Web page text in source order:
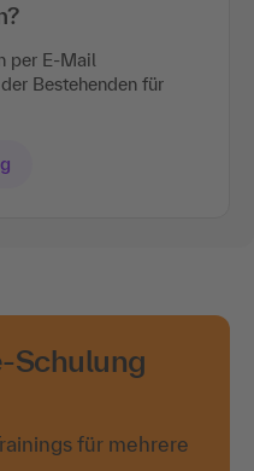
per E-Mail
Bestehenden für
Schulung
für mehrere